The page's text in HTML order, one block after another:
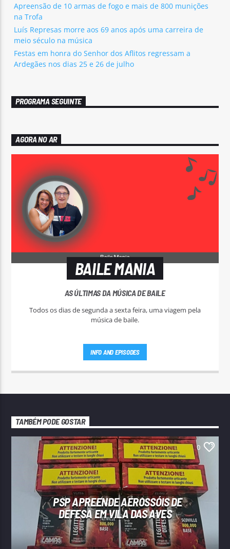
Apreensão de 10 armas de fogo e mais de 800 munições
na Trofa
Luís Represas morre aos 69 anos após uma carreira de
meio século na música
Festas em honra do Senhor dos Aflitos regressam a
Ardegães nos dias 25 e 26 de julho
PROGRAMA SEGUINTE
AGORA NO AR
BAILE MANIA
AS ÚLTIMAS DA MÚSICA DE BAILE
Todos os dias de segunda a sexta feira, uma viagem pela
música de baile.
INFO AND EPISODES
TAMBÉM PODE GOSTAR
0
PSP APREENDE AEROSSÓIS DE
DEFESA EM VILA DAS AVES